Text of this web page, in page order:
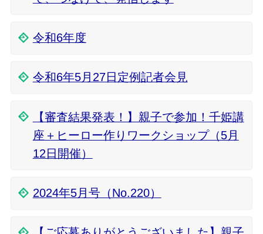
令和6年度
令和6年5月27日定例記者会見
【審査結果発表！】親子で参加！千姫講
座＋ヒーロー作りワークショップ（5月
12日開催）
2024年5月号（No.220）